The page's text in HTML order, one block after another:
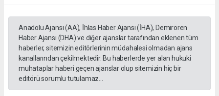
Anadolu Ajansı (AA), İhlas Haber Ajansı (İHA), Demirören
Haber Ajansı (DHA) ve diğer ajanslar tarafından eklenen tüm
haberler, sitemizin editörlerinin müdahalesi olmadan ajans
kanallarından çekilmektedir. Bu haberlerde yer alan hukuki
muhataplar haberi geçen ajanslar olup sitemizin hiç bir
editörü sorumlu tutulamaz...